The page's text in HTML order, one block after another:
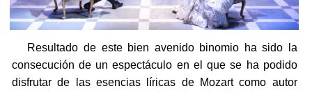
Resultado de este bien avenido binomio ha sido la
consecución de un espectáculo en el que se ha podido
disfrutar de las esencias líricas de Mozart como autor